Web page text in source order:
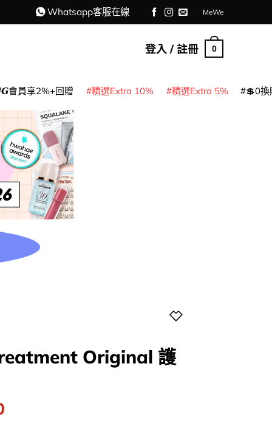
Whatsapp客服在線 MeWe
登入 / 註冊 0
員享2%+回贈 精選Extra 10% 精選Extra 5% 💲0換
Original 護
Current